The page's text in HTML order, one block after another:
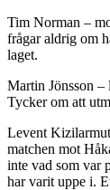
Tim Norman –
frågar aldrig om
laget.
Martin Jönsson –
Tycker om att
Levent
matchen mot
inte vad som var
har varit uppe i.